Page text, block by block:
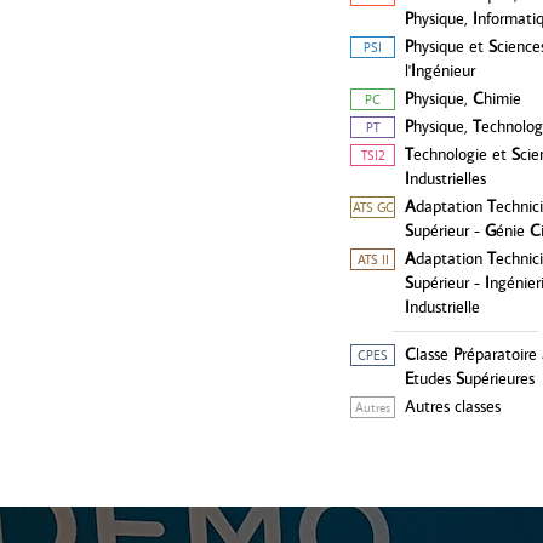
Physique, I
PSI Physique et S
l'Ingénieur
PC Physique, Chimie
PT Physique, T
TSI2 Technologie et S
Industrielles
ATS GC Adaptation T
Supérieur - Génie C
ATS II Adaptation T
Supérieur - I
Industrielle
CPES Classe Préparatoire
Etudes Supérieures
Autres Autres classes